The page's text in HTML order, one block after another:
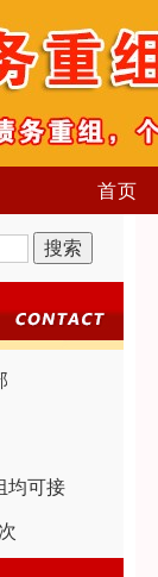
首页
均可接